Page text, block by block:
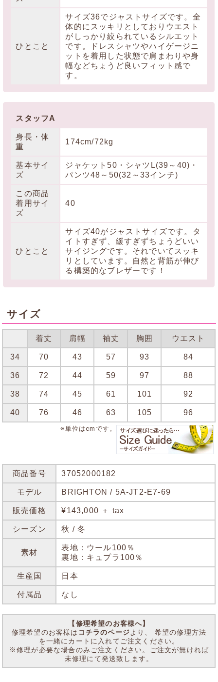
ひとこと
サイズ36でジャストサイズです。全
体的にスッキリとしておりウエスト
がしっかり絞られているシルエット
です。ドレスシャツやハイゲージニ
ットを着用した状態で肩まわりや身
幅などちょうど良いフィット感で
す。
スタッフA
身長・体
重
174cm/72kg
基本サイ
ズ
ジャケット50・シャツL(39～40)・
パンツ48～50(32～33インチ)
この商品
着用サイ
ズ
40
ひとこと
サイズ40がジャストサイズです。タ
イトすぎず、緩すぎずちょうどいい
サイジングです。それでいてスッキ
リとしています。自然と背筋が伸び
る構築的なブレザーです！
サイズ
着丈 肩幅 袖丈 胸囲 ウエスト
34 70 43 57 93 84
36 72 44 59 97 88
38 74 45 61 101 92
40 76 46 63 105 96
※単位はcmです。
商品番号 37052000182
モデル BRIGHTON / 5A-JT2-E7-69
販売価格 ¥143,000 ＋ tax
シーズン 秋 / 冬
素材
表地：ウール100％
裏地：キュプラ100％
生産国 日本
付属品 なし
【修理希望のお客様へ】
修理希望のお客様は コチラのページより、 希望の修理方法
を一緒にカートに入れてご注文ください。
※修理が必要な場合のみご注文ください。ご注文が無ければ
未修理にて発送致します。